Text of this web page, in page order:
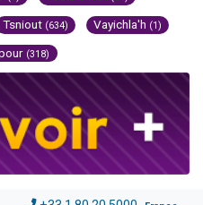
Tsniout (634) Vayichla'h (1)
(318)